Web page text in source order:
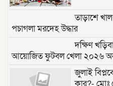
তাড়াশে
পচাগলা মরদেহ উদ্ধার
দক্ষিণ
আয়োজিত ফুটবল খেলা ২০২৬
জুলাই
কার?- মোঃ